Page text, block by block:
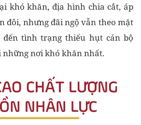
khó khăn, địa hình chia cắt, áp
đôi, nhưng đãi ngộ vẫn theo mặt
đến tình trạng thiếu hụt cán bộ
những nơi khó khăn nhất.